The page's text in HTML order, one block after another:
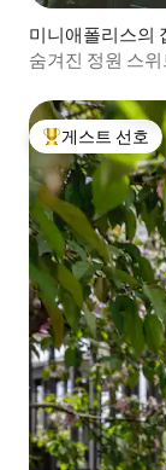
미니애폴리스의
숨겨진 정원 스
상위 게스트 선호
게스트 선호